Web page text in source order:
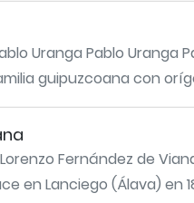
Uranga Pablo Uranga
guipuzcoana con
Fernández de
en Lanciego (Álava) en